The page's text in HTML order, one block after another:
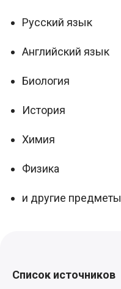
Русский язык
Английский язык
Биология
История
Химия
Физика
и другие предметы
Список источников